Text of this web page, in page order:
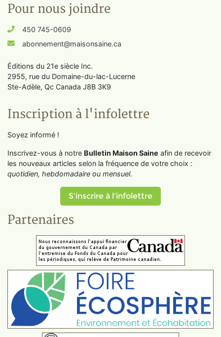
Pour nous joindre
450 745-0609
abonnement@maisonsaine.ca
Éditions du 21e siècle Inc.
2955, rue du Domaine-du-lac-Lucerne
Ste-Adèle, Qc Canada J8B 3K9
Inscription à l'infolettre
Soyez informé !
Inscrivez-vous à notre Bulletin Maison Saine afin de recevoir
les nouveaux articles selon la fréquence de votre choix :
quotidien, hebdomadaire ou mensuel.
S'inscrire à l'infolettre
Partenaires